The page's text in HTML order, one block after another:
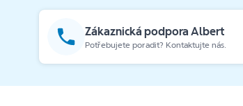
Zákaznická podpora Albert
Potřebujete poradit? Kontaktujte nás.